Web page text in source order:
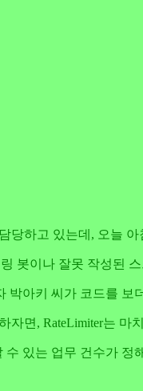
하고 있는데, 오늘
봇이나 잘못 작성된
박아키 씨가 코드를 보
자면, RateLimiter는 마
있는 업무 건수가 정